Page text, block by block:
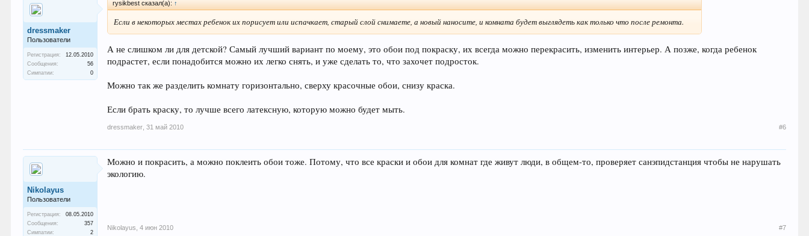
dressmaker
Пользователи
Регистрация:
12.05.2010
Сообщения:
56
Симпатии:
0
rysikbest сказал(а): ↑
Если в некоторых местах ребенок их порисует или испачкает, старый слой снимаете, а новый наносите, и комната будет выглядеть как только что после ремонта.
А не слишком ли для детской? Самый лучший вариант по моему, это обои под покраску, их всегда можно перекрасить, изменить интерьер. А позже, когда ребенок
подрастет, если понадобится можно их легко снять, и уже сделать то, что захочет подросток.
Можно так же разделить комнату горизонтально, сверху красочные обои, снизу краска.
Если брать краску, то лучше всего латексную, которую можно будет мыть.
dressmaker 31 май 2010 #6
Nikolayus
Пользователи
Регистрация:
08.05.2010
Сообщения:
357
Симпатии:
2
Можно и покрасить, а можно поклеить обои тоже. Потому, что все краски и обои для комнат где живут люди, в общем-то, проверяет санэпидстанция чтобы не нарушать
экологию.
Nikolayus 4 июн 2010 #7